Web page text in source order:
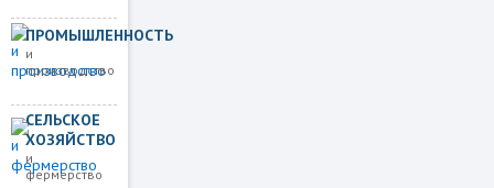
ПРОМЫШЛЕННОСТЬ
и
производство
СЕЛЬСКОЕ
ХОЗЯЙСТВО
и
фермерство